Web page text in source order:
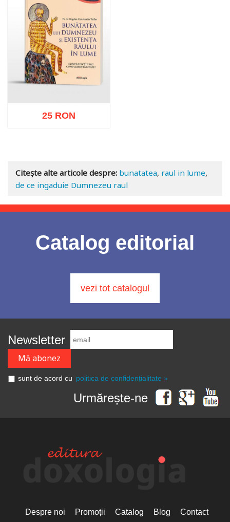
25 RON
Citește alte articole despre: bunatatea, raul in lume,
de ce ingaduie Dumnezeu raul
Catalog editorial
vezi tot catalogul
Newsletter
sunt de acord cu politica de confidențialitate »
Urmărește-ne
Despre noi Promoții Catalog Blog Contact